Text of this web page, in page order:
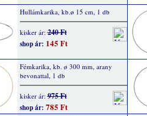
Hullámkarika, kb.ø 15 cm, 1 db
kisker ár:240 Ft
shop ár: 145 Ft
Fémkarika, kb. ø 300 mm, arany
bevonattal, 1 db
kisker ár:975 Ft
shop ár: 785 Ft